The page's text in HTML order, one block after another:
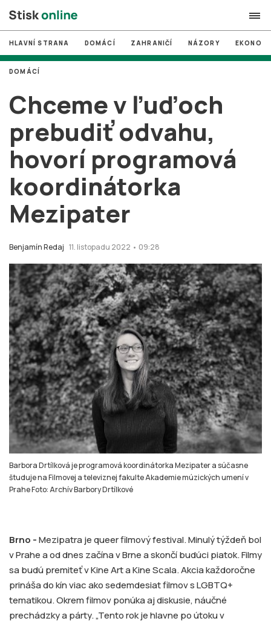
search
# MUNI
# Brno
# volby
login PŘIHLÁSIT SE
Zapomněli jste heslo?
HLAVNÍ STRANA DOMÁCÍ ZAHRANIČÍ NÁZORY
Chceme v ľuďoch
prebudiť odvahu,
hovorí programová
koordinátorka
Mezipater
Benjamín Redaj 11. listopadu 2022 • 09:28
DOMÁCÍ
Barbora Drtílková je programová koordinátorka Mezipater a súčasne
študuje na Filmovej a televiznej fakulte Akademie múzických umení v
Prahe Foto: Archív Barbory Drtílkové
Brno -Mezipatra je queer filmový festival. Minulý týždeň bol
v Prahe a od dnes začína v Brne a skončí budúci piatok. Filmy
sa budú premiteť v Kine Art a Kine Scala. Akcia každoročne
prináša do kín viac ako sedemdesiat filmov s LGBTQ+
tematikou. Okrem filmov ponúka aj diskusie, náučné
prechádzky a párty. „Tento rok je hlavne po útoku v